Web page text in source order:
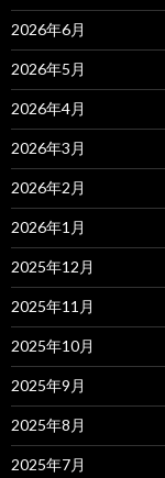
2026年6月
2026年5月
2026年4月
2026年3月
2026年2月
2026年1月
2025年12月
2025年11月
2025年10月
2025年9月
2025年8月
2025年7月